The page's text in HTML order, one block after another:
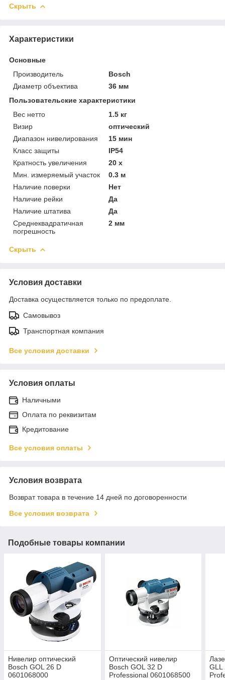
Скрыть
Характеристики
Основные
Производитель
Bosch
Диаметр объектива
36 мм
Пользовательские характеристики
Вес нетто
1.5 кг
Визир
оптический
Диапазон нивелирования
15 мин
Класс защиты
IP54
Кратность увеличения
20 х
Мин. измеряемый участок
0.3 м
Наличие поверки
Нет
Наличие рейки
Да
Наличие штатива
Да
Среднеквадратичная
погрешность
2 мм
Скрыть
Условия доставки
Доставка осуществляется только по предоплате.
Самовывоз
Транспортная компания
Все условия доставки
Условия оплаты
Наличными
Оплата по реквизитам
Кредитование
Все условия оплаты
Условия возврата
Возврат товара в течение 14 дней по договоренности
Все условия возврата
Подобные товары компании
Нивелир оптический
Bosch GOL 26 D
0601068000
Оптический нивелир
Bosch GOL 32 D
Professional 0601068500
GLL